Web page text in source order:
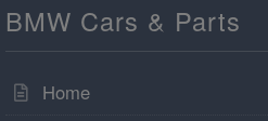
BMW Cars & Parts
Home